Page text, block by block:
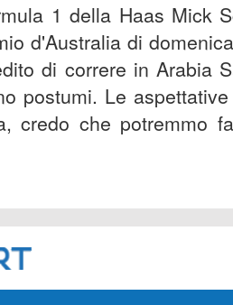
1 della Haas Mick
d'Australia di
di correre in Arabia
postumi. Le
credo che potremmo